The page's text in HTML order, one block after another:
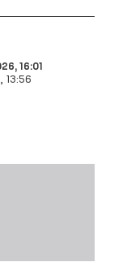
16:01
13:56